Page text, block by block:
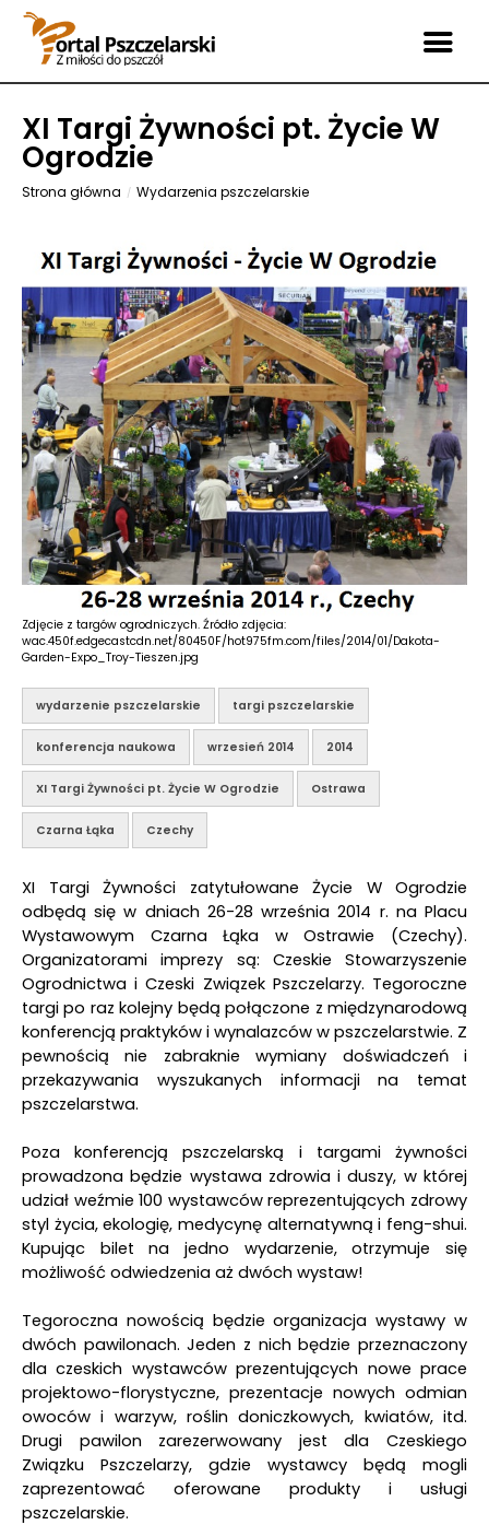
XI Targi Żywności pt. Życie W
Ogrodzie
Strona główna Wydarzenia pszczelarskie
Zdjęcie z targów ogrodniczych. Źródło zdjęcia:
wac.450f.edgecastcdn.net/80450F/hot975fm.com/files/2014/01/Dakota-
Garden-Expo_Troy-Tieszen.jpg
wydarzenie pszczelarskie targi pszczelarskie
konferencja naukowa wrzesień 2014 2014
XI Targi Żywności pt. Życie W Ogrodzie Ostrawa
Czarna Łąka Czechy
XI Targi Żywności zatytułowane Życie W Ogrodzie
odbędą się w dniach 26-28 września 2014 r. na Placu
Wystawowym Czarna Łąka w Ostrawie (Czechy).
Organizatorami imprezy są: Czeskie Stowarzyszenie
Ogrodnictwa i Czeski Związek Pszczelarzy. Tegoroczne
targi po raz kolejny będą połączone z międzynarodową
konferencją praktyków i wynalazców w pszczelarstwie. Z
pewnością nie zabraknie wymiany doświadczeń i
przekazywania wyszukanych informacji na temat
pszczelarstwa.
Poza konferencją pszczelarską i targami żywności
prowadzona będzie wystawa zdrowia i duszy, w której
udział weźmie 100 wystawców reprezentujących zdrowy
styl życia, ekologię, medycynę alternatywną i feng-shui.
Kupując bilet na jedno wydarzenie, otrzymuje się
możliwość odwiedzenia aż dwóch wystaw!
Tegoroczna nowością będzie organizacja wystawy w
dwóch pawilonach. Jeden z nich będzie przeznaczony
dla czeskich wystawców prezentujących nowe prace
projektowo-florystyczne, prezentacje nowych odmian
owoców i warzyw, roślin doniczkowych, kwiatów, itd.
Drugi pawilon zarezerwowany jest dla Czeskiego
Związku Pszczelarzy, gdzie wystawcy będą mogli
zaprezentować oferowane produkty i usługi
pszczelarskie.